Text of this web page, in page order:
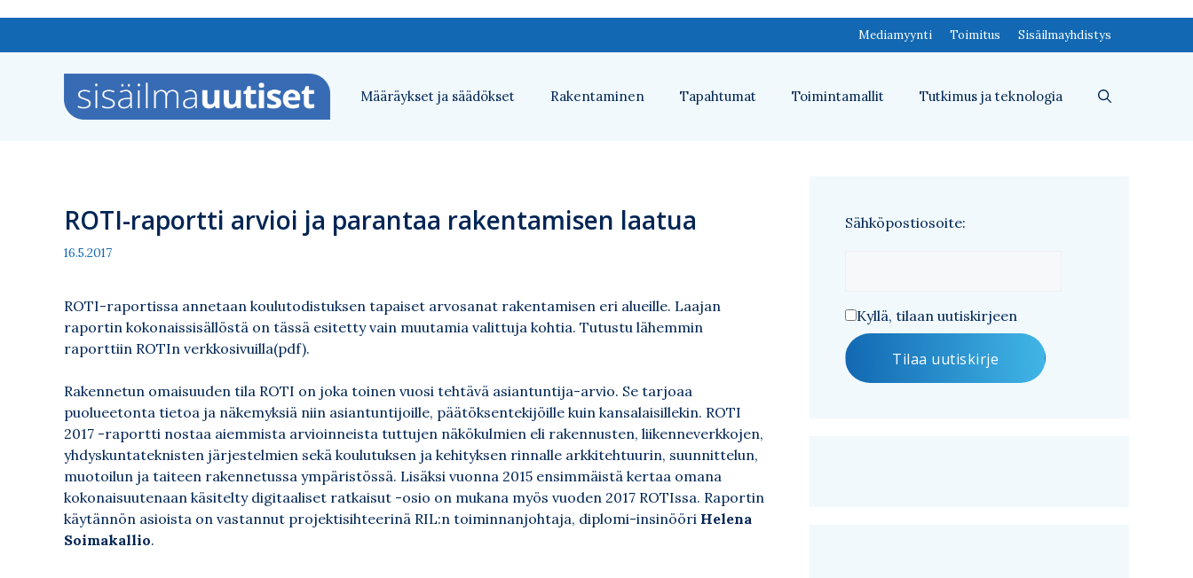
sisältöön
Mediamyynti Toimitus Sisäilmayhdistys
Määräykset ja säädökset Rakentaminen Tapahtumat Toimintamallit Tutkimus ja teknologia
ROTI-raportti arvioi ja parantaa rakentamisen laatua
16.5.2017
ROTI-raportissa annetaan koulutodistuksen tapaiset arvosanat rakentamisen eri alueille. Laajan
raportin kokonaissisällöstä on tässä esitetty vain muutamia valittuja kohtia. Tutustu lähemmin
raporttiin ROTIn verkkosivuilla(pdf).
Rakennetun omaisuuden tila ROTI on joka toinen vuosi tehtävä asiantuntija-arvio. Se tarjoaa
puolueetonta tietoa ja näkemyksiä niin asiantuntijoille, päätöksentekijöille kuin kansalaisillekin. ROTI
2017 -raportti nostaa aiemmista arvioinneista tuttujen näkökulmien eli rakennusten, liikenneverkkojen,
yhdyskuntateknisten järjestelmien sekä koulutuksen ja kehityksen rinnalle arkkitehtuurin, suunnittelun,
muotoilun ja taiteen rakennetussa ympäristössä. Lisäksi vuonna 2015 ensimmäistä kertaa omana
kokonaisuutenaan käsitelty digitaaliset ratkaisut -osio on mukana myös vuoden 2017 ROTIssa. Raportin
käytännön asioista on vastannut projektisihteerinä RIL:n toiminnanjohtaja, diplomi-insinööri Helena
Soimakallio.
Sähköpostiosoite:
Kyllä, tilaan uutiskirjeen